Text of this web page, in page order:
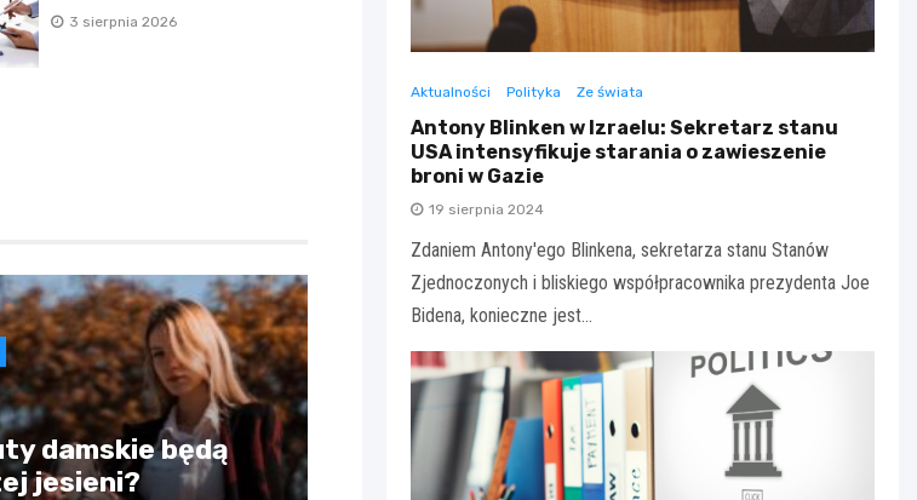
3 sierpnia 2026
damskie będą
jesieni?
Aktualności Polityka Ze świata
Antony Blinken w Izraelu: Sekretarz stanu
USA intensyfikuje starania o zawieszenie
broni w Gazie
19 sierpnia 2024
Zdaniem Antony'ego Blinkena, sekretarza stanu Stanów
Zjednoczonych i bliskiego współpracownika prezydenta Joe
Bidena, konieczne jest…